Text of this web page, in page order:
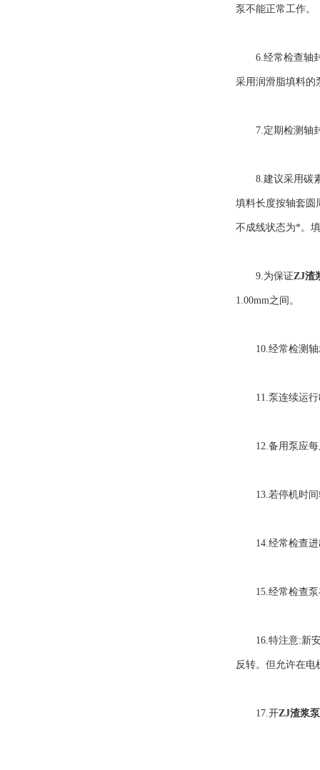
泵不能正常工作。
6.经常检查轴封
采用润滑脂填料的
7.定期检测轴封
8.建议采用碳素
填料长度按轴套圆
不成线状态为*。
9.为保证ZJ渣
1.00mm之间。
10.经常检测轴
11.泵连续运行
12.备用泵应每
13.若停机时间
14.经常检查进
15.经常检查泵
16.特注意:新安
反转。但允许在电
17.开ZJ渣浆泵